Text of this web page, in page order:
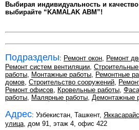
Выбирая индивидуальность и
выбирайте “KAMALAK ABM”!
Подразделы: Ремонт окон, Ремонт
Ремонт систем вентиляции,
работы, Монтажные работы, Ремонтные
домов, Строительство сооружений,
Ремонт офисов, Кровельные работы,
работы, Малярные работы, Демонтажные
Адрес: Узбекистан, Ташкент,
улица, дом 91, этаж 4, офис 422